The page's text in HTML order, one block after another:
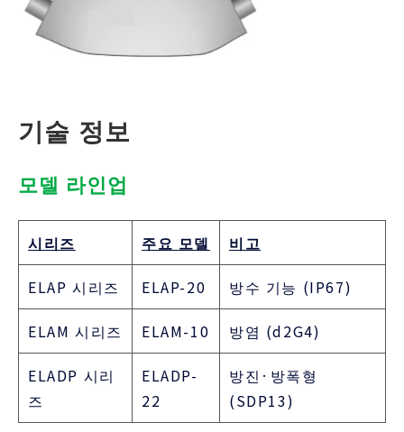
기술 정보
모델 라인업
시리즈 주요 모델 비고
ELAP 시리즈 ELAP-20 방수 기능 (IP67)
ELAM 시리즈 ELAM-10 방염 (d2G4)
ELADP 시리
즈
ELADP-
22
방진·방폭형
(SDP13)